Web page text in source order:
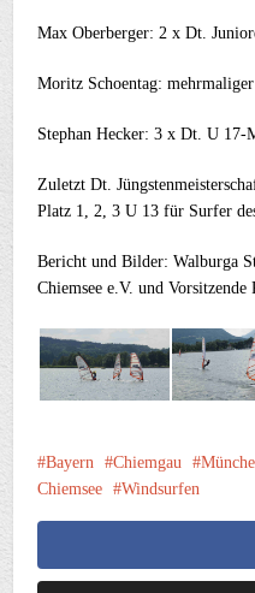
Max Oberberger: 2 x Dt.
Moritz Schoentag:
Stephan Hecker: 3 x Dt. U
Zuletzt Dt.
Platz 1, 2, 3 U 13 für Surfer
Bericht und Bilder: Walburga
Chiemsee e.V. und
Bayern Chiemgau
Chiemsee
Windsurfen